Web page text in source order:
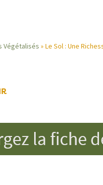
Végétalisés Le Sol : Une